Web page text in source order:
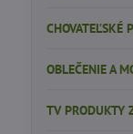
CHOVATEĽSKÉ
OBLEČENIE A
TV PRODUKTY